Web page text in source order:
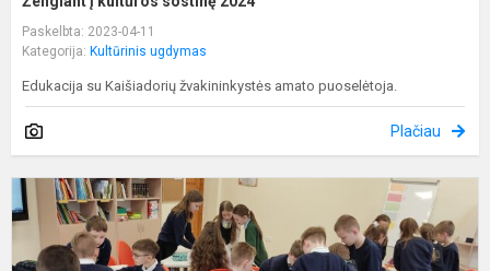
Paskelbta: 2023-04-11
Kategorija: Kultūrinis ugdymas
Edukacija su Kaišiadorių žvakininkystės amato puoselėtoja.
Plačiau